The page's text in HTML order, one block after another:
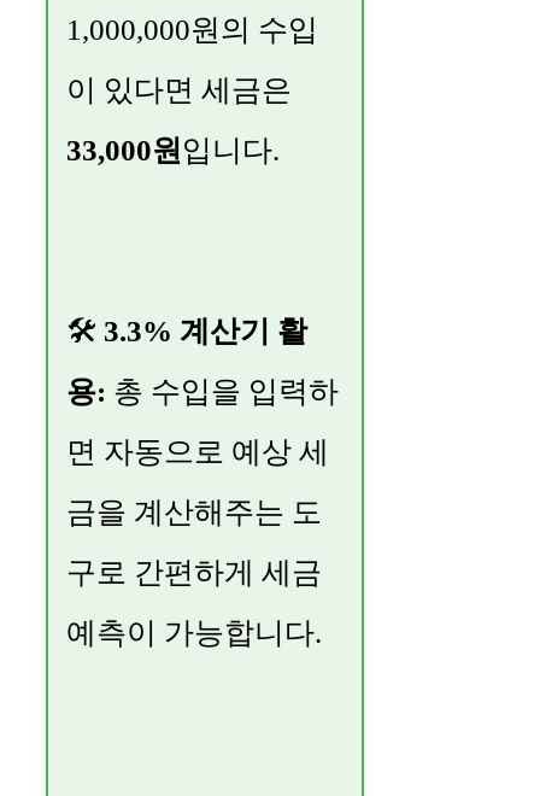
1,000,000원의 수입
이 있다면 세금은
33,000원 입니다.
🛠️ 3.3% 계산기 활
용: 총 수입을 입력하
면 자동으로 예상 세
금을 계산해주는 도
구로 간편하게 세금
예측이 가능합니다.